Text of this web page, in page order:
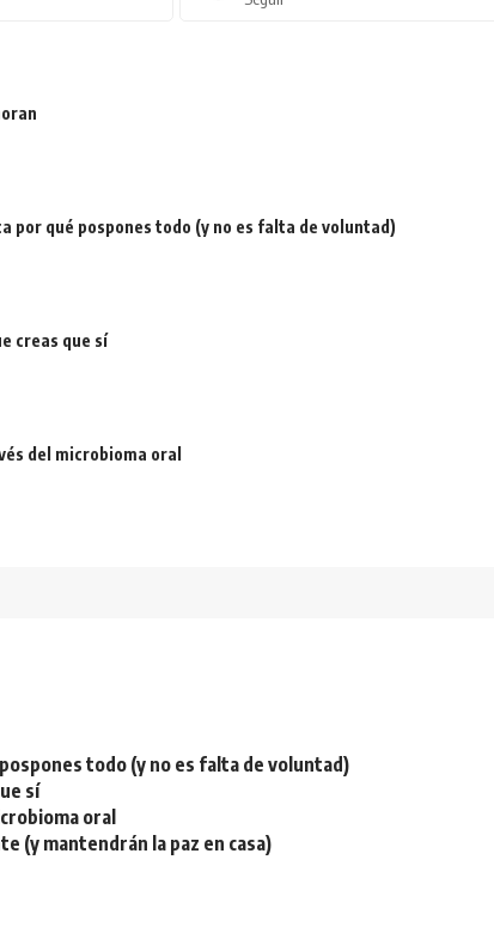
por qué pospones todo (y no es falta de voluntad)
creas que sí
del microbioma oral
todo (y no es falta de voluntad)
sí
oral
(y mantendrán la paz en casa)